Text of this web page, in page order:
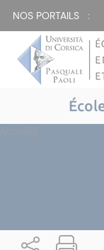
NOS PORTAILS :